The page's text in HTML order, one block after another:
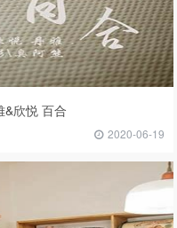
&欣悦 百合
2020-06-19